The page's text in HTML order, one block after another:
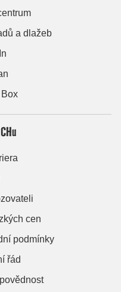
a dlažeb
cen
podmínky
řád